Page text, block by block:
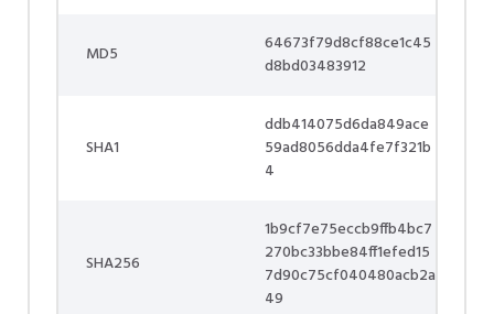
MD5
64673f79d8cf88ce1c45
d8bd03483912
SHA1
ddb414075d6da849ace
59ad8056dda4fe7f321b
4
SHA256
1b9cf7e75eccb9ffb4bc7
270bc33bbe84ff1efed15
7d90c75cf040480acb2a
49